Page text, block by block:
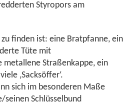
Styropors am
finden ist: eine Bratpfanne, ein
Tüte mit
metallene Straßenkappe, ein
‚Sacksöffer‘.
sich im besonderen Maße
Schlüsselbund